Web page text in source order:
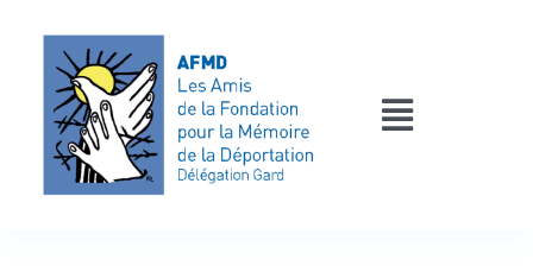
contenu
Toggle
AFMD 30